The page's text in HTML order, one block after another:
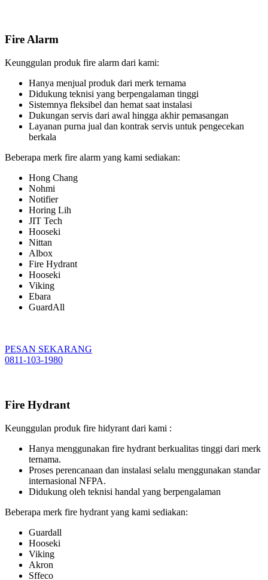
Fire Alarm
Keunggulan produk fire alarm dari kami:
Hanya menjual produk dari merk ternama
Didukung teknisi yang berpengalaman tinggi
Sistemnya fleksibel dan hemat saat instalasi
Dukungan servis dari awal hingga akhir pemasangan
Layanan purna jual dan kontrak servis untuk pengecekan
berkala
Beberapa merk fire alarm yang kami sediakan:
Hong Chang
Nohmi
Notifier
Horing Lih
JIT Tech
Hooseki
Nittan
Albox
Fire Hydrant
Hooseki
Viking
Ebara
GuardAll
PESAN SEKARANG
0811-103-1980
Fire Hydrant
Keunggulan produk fire hidyrant dari kami :
Hanya menggunakan fire hydrant berkualitas tinggi dari merk
ternama.
Proses perencanaan dan instalasi selalu menggunakan standar
internasional NFPA.
Didukung oleh teknisi handal yang berpengalaman
Beberapa merk fire hydrant yang kami sediakan:
Guardall
Hooseki
Viking
Akron
Sffeco